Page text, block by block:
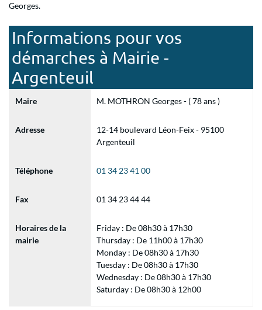
Georges.
Informations pour vos
démarches à Mairie -
Argenteuil
Maire M. MOTHRON Georges - ( 78 ans )
Adresse
12-14 boulevard Léon-Feix - 95100
Argenteuil
Téléphone 01 34 23 41 00
Fax 01 34 23 44 44
Horaires de la
mairie
Friday : De 08h30 à 17h30
Thursday : De 11h00 à 17h30
Monday : De 08h30 à 17h30
Tuesday : De 08h30 à 17h30
Wednesday : De 08h30 à 17h30
Saturday : De 08h30 à 12h00